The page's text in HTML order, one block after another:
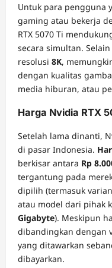
Untuk para pengguna
gaming atau bekerja
RTX 5070 Ti
secara simultan.
resolusi 8K,
dengan kualitas
media hiburan, atau
Harga Nvidia RTX
Setelah lama dinanti,
di pasar Indonesia.
berkisar antara Rp
tergantung pada
dipilih (termasuk
atau model dari pihak
Gigabyte). Meskipun
dibandingkan dengan
yang ditawarkan
dibayarkan.